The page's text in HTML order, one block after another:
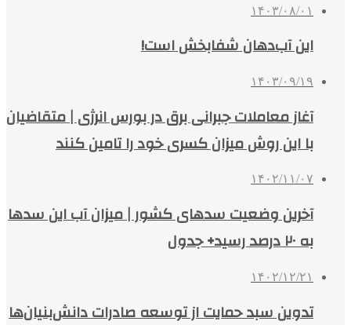
۱۴۰۳/۰۸/۰۱
این آب‌دهان شفابخش است!
۱۴۰۳/۰۹/۱۹
آغاز معاملات جبرانی برق در بورس انرژی | متقاضیان
با این روش میزان کسری خود را تامین کنند
۱۴۰۲/۱۱/۰۷
آخرین وضعیت سدهای کشور | میزان آب این سدها
به ۲۰ درصد رسید+ جدول
۱۴۰۲/۱۲/۲۱
تدوین سبد حمایت از توسعه صادرات دانش‌بنیان‌ها